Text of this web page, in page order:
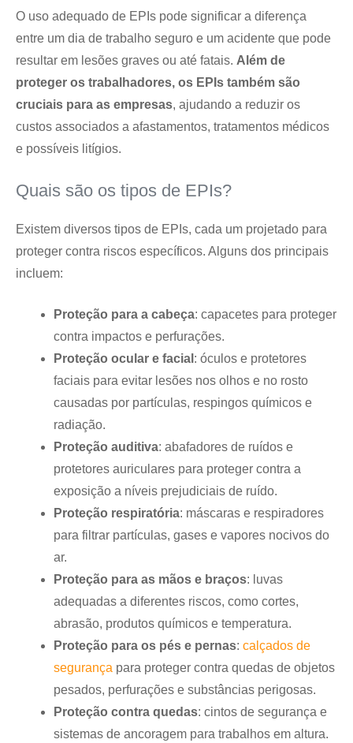
O uso adequado de EPIs pode significar a diferença
entre um dia de trabalho seguro e um acidente que pode
resultar em lesões graves ou até fatais. Além de
proteger os trabalhadores, os EPIs também são
cruciais para as empresas, ajudando a reduzir os
custos associados a afastamentos, tratamentos médicos
e possíveis litígios.
Quais são os tipos de EPIs?
Existem diversos tipos de EPIs, cada um projetado para
proteger contra riscos específicos. Alguns dos principais
incluem:
Proteção para a cabeça: capacetes para proteger
contra impactos e perfurações.
Proteção ocular e facial : óculos e protetores
faciais para evitar lesões nos olhos e no rosto
causadas por partículas, respingos químicos e
radiação.
Proteção auditiva: abafadores de ruídos e
protetores auriculares para proteger contra a
exposição a níveis prejudiciais de ruído.
Proteção respiratória: máscaras e respiradores
para filtrar partículas, gases e vapores nocivos do
ar.
Proteção para as mãos e braços: luvas
adequadas a diferentes riscos, como cortes,
abrasão, produtos químicos e temperatura.
Proteção para os pés e pernas: calçados de
segurança para proteger contra quedas de objetos
pesados, perfurações e substâncias perigosas.
Proteção contra quedas: cintos de segurança e
sistemas de ancoragem para trabalhos em altura.